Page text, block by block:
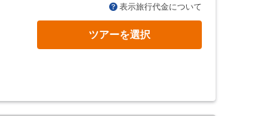
表示旅行代金について
ツアーを選択